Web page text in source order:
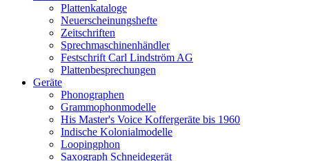
Plattenkataloge
Neuerscheinungshefte
Zeitschriften
Sprechmaschinenhändler
Festschrift Carl Lindström AG
Plattenbesprechungen
Geräte
Phonographen
Grammophonmodelle
His Master's Voice Koffergeräte bis 1960
Indische Kolonialmodelle
Loopingphon
Saxograph Schneidegerät